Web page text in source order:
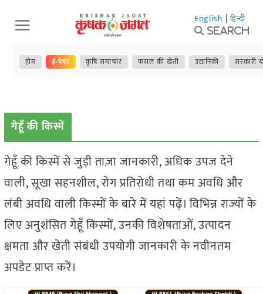
Skip
to
content
English | हिन्दी
Search
होम ई-पेपर कृषि समाचार फसल की खेती उद्यानिकी सरकारी
गेहूँ की किस्में
गेहूँ की किस्में से जुड़ी ताज़ा जानकारी, अधिक उपज देने
वाली, सूखा सहनशील, रोग प्रतिरोधी तथा कम अवधि और
लंबी अवधि वाली किस्मों के बारे में यहां पढ़ें। विभिन्न राज्यों के
लिए अनुशंसित गेहूँ किस्मों, उनकी विशेषताओं, उत्पादन
क्षमता और खेती संबंधी उपयोगी जानकारी के नवीनतम
अपडेट प्राप्त करें।